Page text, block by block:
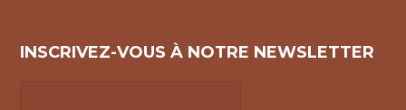
INSCRIVEZ-VOUS À NOTRE NEWSLETTER